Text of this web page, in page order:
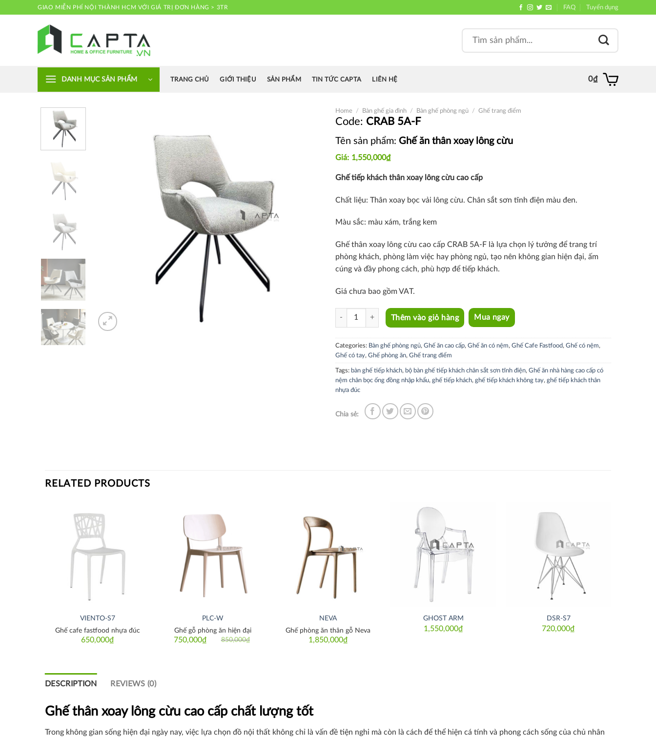
GIAO MIỄN PHÍ NỘI THÀNH HCM VỚI GIÁ TRỊ ĐƠN HÀNG > 3TR FAQ Tuyển dụng
for:
DANH MỤC SẢN PHẨM TRANG CHỦ GIỚI THIỆU SẢN PHẨM TIN TỨC CAPTA LIÊN HỆ 0₫
Home / Bàn ghế gia đình / Bàn ghế phòng ngủ / Ghế trang điểm
CRAB 5A-F
Tên sản phẩm: Ghế ăn thân xoay lông cừu
1,550,000₫
Ghế tiếp khách thân xoay lông cừu cao cấp
Chất liệu: Thân xoay bọc vải lông cừu. Chân sắt sơn tĩnh điện màu đen.
Màu sắc: màu xám, trắng kem
Ghế thân xoay lông cừu cao cấp CRAB 5A-F là
lựa chọn lý tưởng để trang trí
phòng khách, phòng làm việc hay phòng ngủ, tạo nên không gian hiện đại, ấm
cúng và đầy phong cách, phù hợp để tiếp khách.
Giá chưa bao gồm VAT.
CRAB 5A-F quantity
Thêm vào giỏ hàng Mua ngay
Categories: Bàn ghế phòng ngủ, Ghế ăn cao cấp, Ghế ăn có nệm, Ghế Cafe Fastfood, Ghế có nệm,
Ghế có tay, Ghế phòng ăn, Ghế trang điểm
Tags: bàn ghế tiếp khách, bộ bàn ghế tiếp khách chân sắt sơn tĩnh điện, Ghế ăn nhà hàng cao cấp có
nệm chân bọc ống đồng nhập khẩu, ghế tiếp khách, ghế tiếp khách không tay, ghế tiếp khách thân
nhựa đúc
Chia sẻ:
RELATED PRODUCTS
VIENTO-S7
650,000₫
Ghế cafe fastfood nhựa đúc
PLC-W
850,000₫
Original
750,000₫
Current
Ghế gỗ phòng ăn hiện đại
NEVA
1,850,000₫
Ghế phòng ăn thân gỗ Neva
GHOST ARM
1,550,000₫
DSR-S7
720,000₫
DESCRIPTION REVIEWS (0)
Ghế thân xoay lông cừu cao cấp chất lượng tốt
Trong không gian sống hiện đại ngày nay, việc lựa chọn đồ nội thất không chỉ là vấn đề tiện nghi mà còn là cách để thể hiện cá tính và phong cách sống của chủ nhân